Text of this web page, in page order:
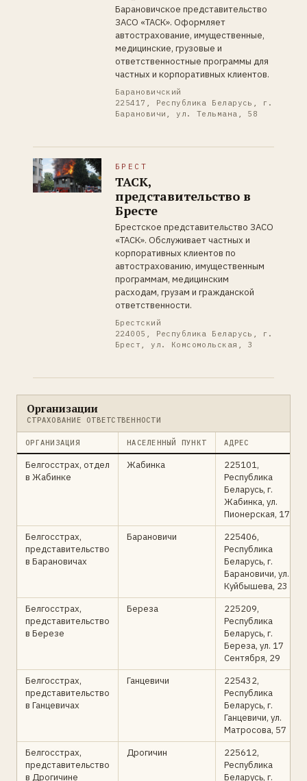
Барановичское представительство
ЗАСО «ТАСК». Оформляет
автострахование, имущественные,
медицинские, грузовые и
ответственностные программы для
частных и корпоративных клиентов.
Барановичский
225417, Республика Беларусь, г.
Барановичи, ул. Тельмана, 58
БРЕСТ
ТАСК,
представительство в
Бресте
Брестское представительство ЗАСО
«ТАСК». Обслуживает частных и
корпоративных клиентов по
автострахованию, имущественным
программам, медицинским
расходам, грузам и гражданской
ответственности.
Брестский
224005, Республика Беларусь, г.
Брест, ул. Комсомольская, 3
Организации
СТРАХОВАНИЕ ОТВЕТСТВЕННОСТИ
ОРГАНИЗАЦИЯ НАСЕЛЕННЫЙ ПУНКТ АДРЕС
Белгосстрах, отдел
в Жабинке
Жабинка
225101,
Республика
Беларусь, г.
Жабинка, ул.
Пионерская, 17
Белгосстрах,
представительство
в Барановичах
Барановичи
225406,
Республика
Беларусь, г.
Барановичи, ул.
Куйбышева, 23
Белгосстрах,
представительство
в Березе
Береза
225209,
Республика
Беларусь, г.
Береза, ул. 17
Сентября, 29
Белгосстрах,
представительство
в Ганцевичах
Ганцевичи
225432,
Республика
Беларусь, г.
Ганцевичи, ул.
Матросова, 57
Белгосстрах,
представительство
в Дрогичине
Дрогичин
225612,
Республика
Беларусь, г.